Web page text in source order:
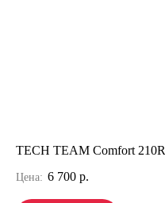
TECH TEAM Comfort 210R
Цена: 6 700 р.